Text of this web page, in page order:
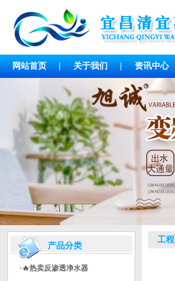
网站首页 关于我们 资讯中心
产品分类
·🔥热卖反渗透净水器
工程